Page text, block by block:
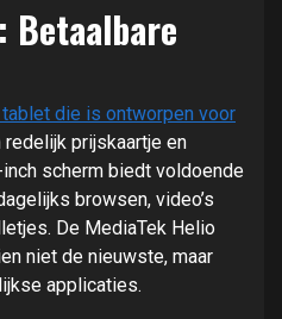
Betaalbare
die is ontworpen voor
redelijk prijskaartje en
scherm biedt voldoende
browsen, video’s
De MediaTek Helio
niet de nieuwste, maar
applicaties.